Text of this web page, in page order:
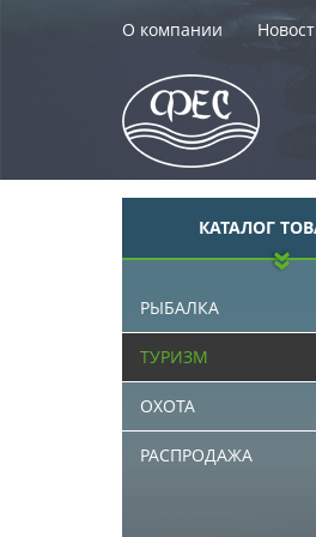
О компании
КАТАЛОГ
РЫБАЛКА
ТУРИЗМ
ОХОТА
РАСПРОДАЖА